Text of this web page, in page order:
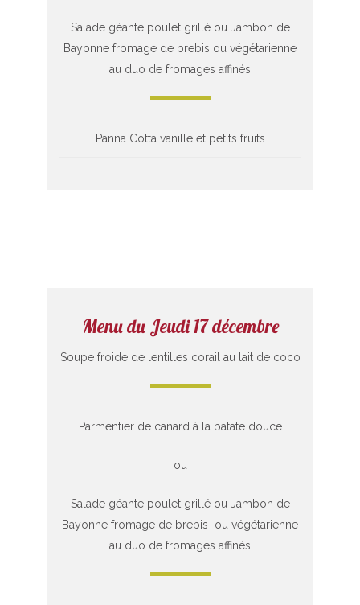
Salade géante poulet grillé ou Jambon de
Bayonne fromage de brebis ou végétarienne
au duo de fromages affinés
Panna Cotta vanille et petits fruits
Menu du Jeudi 17 décembre
Soupe froide de lentilles corail au lait de coco
Parmentier de canard à la patate douce
ou
Salade géante poulet grillé ou Jambon de
Bayonne fromage de brebis ou végétarienne
au duo de fromages affinés